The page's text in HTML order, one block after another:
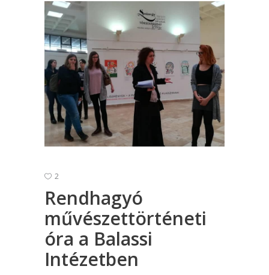
2
Rendhagyó
művészettörténeti
óra a Balassi
Intézetben